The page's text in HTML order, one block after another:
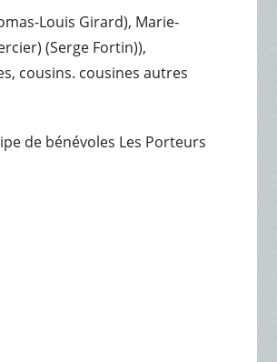
Louis Girard), Marie-
(Serge Fortin)),
cousins. cousines autres
de bénévoles Les Porteurs